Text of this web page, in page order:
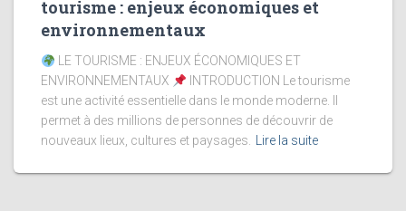
tourisme : enjeux économiques et
environnementaux
LE TOURISME : ENJEUX ÉCONOMIQUES ET
ENVIRONNEMENTAUX
INTRODUCTION Le tourisme
est une activité essentielle dans le monde moderne. Il
permet à des millions de personnes de découvrir de
nouveaux lieux, cultures et paysages. Lire la suite